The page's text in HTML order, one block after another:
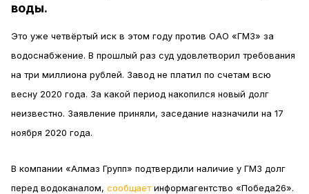
воды.
Это уже четвёртый иск в этом году против ОАО «ГМЗ» за
водоснабжение. В прошлый раз суд удовлетворил требования
на три миллиона рублей. Завод не платил по счетам всю
весну 2020 года. За какой период накопился новый долг
неизвестно. Заявление приняли, заседание назначили на 17
ноября 2020 года.
В компании «Алмаз Групп» подтвердили наличие у ГМЗ долг
перед водоканалом, сообщаетинформагентство «Победа26».